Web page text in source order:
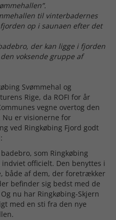
til vinterbadernes
op i saunaen efter det
der kan ligge i fjorden
voksende gruppe af
Svømmehal og
Rige, da ROFI for år
vegne overtog den
er visionerne for
ved Ringkøbing Fjord godt
som Ringkøbing
officielt. Den benyttes i
både af dem, der foretrækker
befinder sig bedst med de
nu har Ringkøbing-Skjern
med en sti fra den nye